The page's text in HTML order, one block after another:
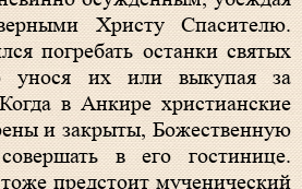
Христу Спасителю.
погребать останки святых
унося их или выкупая за
в Анкире христианские
и закрыты, Божественную
в его гостинице.
предстоит мученический